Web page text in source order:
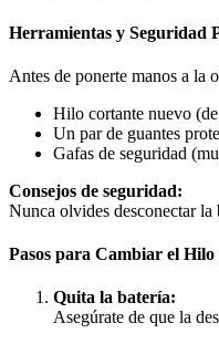
Herramientas y Seguridad
Antes de ponerte manos a la
Hilo cortante nuevo
Un par de guantes
Gafas de seguridad
Consejos de seguridad:
Nunca olvides desconectar la
Pasos para Cambiar el
Quita la batería:
Asegúrate de que la